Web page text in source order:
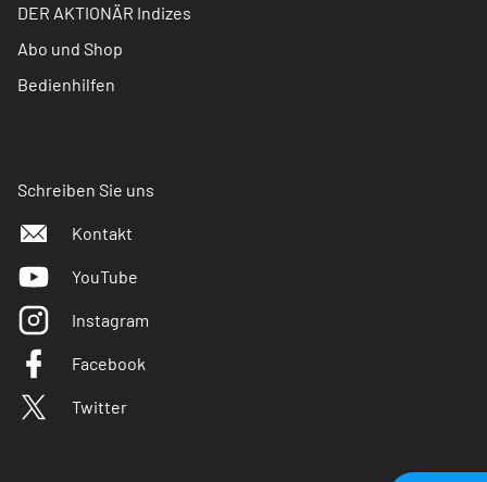
DER AKTIONÄR Indizes
Abo und Shop
Bedienhilfen
Schreiben Sie uns
Kontakt
YouTube
Instagram
Facebook
Twitter